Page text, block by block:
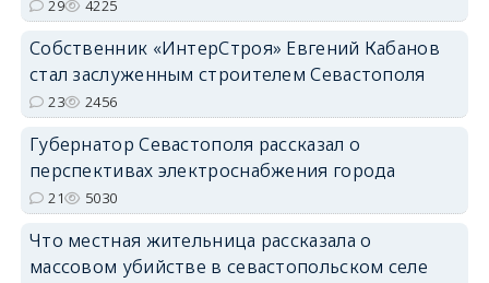
29 4225
Собственник «ИнтерСтроя» Евгений Кабанов
стал заслуженным строителем Севастополя
23 2456
Губернатор Севастополя рассказал о
перспективах электроснабжения города
21 5030
Что местная жительница рассказала о
массовом убийстве в севастопольском селе